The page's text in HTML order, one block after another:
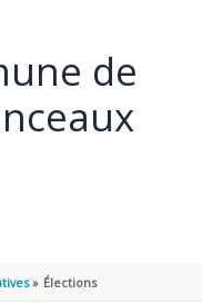
de
Élections